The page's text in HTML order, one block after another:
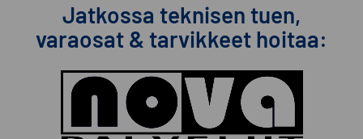
Jatkossa teknisen tuen,
varaosat & tarvikkeet hoitaa: